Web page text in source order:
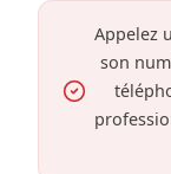
Appelez
son